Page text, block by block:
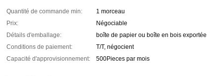
Quantité de commande min:
1 morceau
Prix:
Négociable
Détails d'emballage:
boîte de papier ou boîte en bois exportée
Conditions de paiement:
T/T, négocient
Capacité d'approvisionnement:
500Pieces par mois